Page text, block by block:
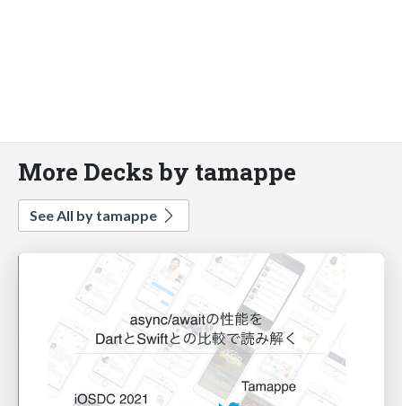
More Decks by tamappe
See All by tamappe